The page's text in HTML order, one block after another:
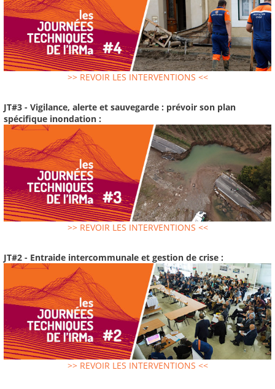
>> REVOIR LES INTERVENTIONS <<
JT#3 - Vigilance, alerte et sauvegarde : prévoir son plan
spécifique inondation :
>> REVOIR LES INTERVENTIONS <<
JT#2 - Entraide intercommunale et gestion de crise :
>> REVOIR LES INTERVENTIONS <<